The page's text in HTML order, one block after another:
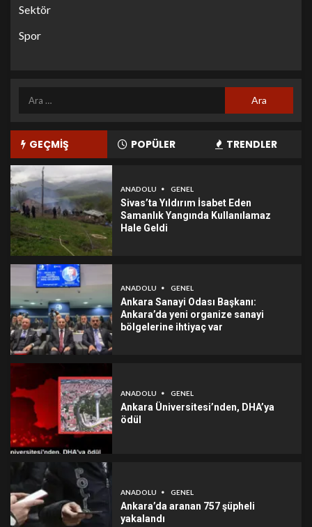
Sektör
Spor
GEÇMİŞ POPÜLER TRENDLER
ANADOLU GENEL
Sivas’ta Yıldırım İsabet Eden
Samanlık Yangında Kullanılamaz
Hale Geldi
ANADOLU GENEL
Ankara Sanayi Odası Başkanı:
Ankara’da yeni organize sanayi
bölgelerine ihtiyaç var
ANADOLU GENEL
Ankara Üniversitesi’nden, DHA’ya
ödül
ANADOLU GENEL
Ankara’da aranan 757 şüpheli
yakalandı